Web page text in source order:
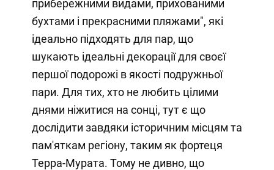
прибережними видами, прихованими
бухтами і прекрасними пляжами", які
ідеально підходять для пар, що
шукають ідеальні декорації для своєї
першої подорожі в якості подружньої
пари. Для тих, хто не любить цілими
днями ніжитися на сонці, тут є що
дослідити завдяки історичним місцям та
пам'яткам регіону, таким як фортеця
Терра-Мурата. Тому не дивно, що